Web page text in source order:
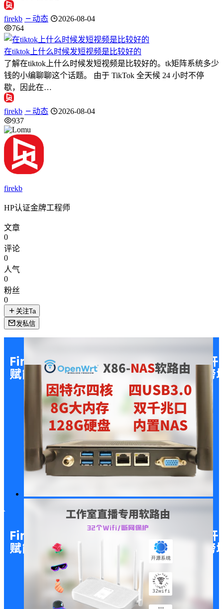
firekb 动态
2026-08-04
764
在tiktok上什么时候发短视频是比较好的
了解在tiktok上什么时候发短视频是比较好的。tk矩阵系统多少
钱的小编聊聊这个话题。 由于 TikTok 全天候 24 小时不停
歇，因此在…
firekb 动态
2026-08-04
937
firekb
HP认证金牌工程师
文章
0
评论
0
人气
0
粉丝
0
关注Ta
发私信